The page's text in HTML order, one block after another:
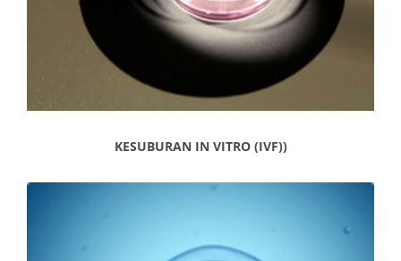
KESUBURAN IN VITRO (IVF))